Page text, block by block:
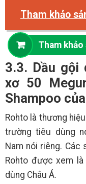
Tham khảo
Tham khảo
3.3. Dầu gội
xơ 50
Shampoo
Rohto là thương
trường tiêu dùng
Nam nói riêng.
Rohto được xem
dùng Châu Á.